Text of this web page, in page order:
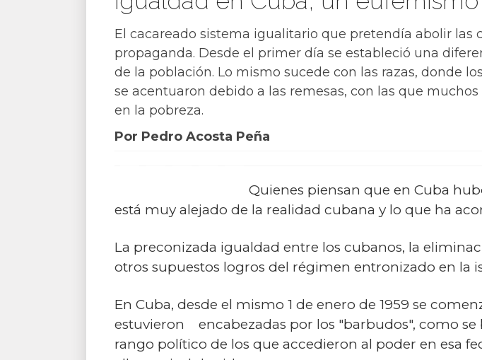
El cacareado sistema igualitario que pretendía abolir las
propaganda. Desde el primer día se estableció una
de la población. Lo mismo sucede con las razas, donde
se acentuaron debido a las remesas, con las que
en la pobreza.
Por Pedro Acosta Peña
Quienes piensan que en Cuba
está muy alejado de la realidad cubana y lo que ha
La preconizada igualdad entre los cubanos, la
otros supuestos logros del régimen entronizado en la
En Cuba, desde el mismo 1 de enero de 1959 se
estuvieron encabezadas por los "barbudos", como se
rango político de los que accedieron al poder en esa